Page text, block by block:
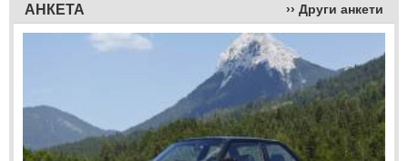
АНКЕТА ›› Други анкети